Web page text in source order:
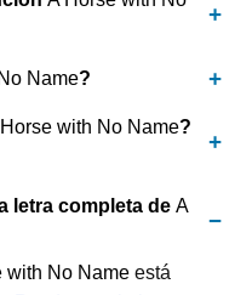
Name?
with No Name?
letra completa de A
with No Name está